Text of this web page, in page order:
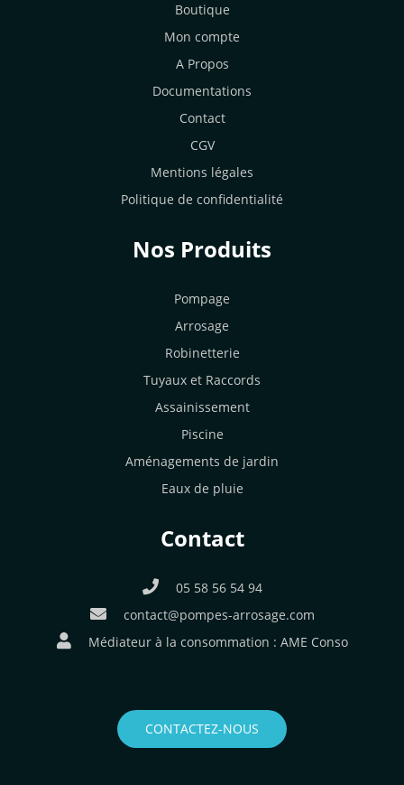
Boutique
Mon compte
A Propos
Documentations
Contact
CGV
Mentions légales
Politique de confidentialité
Nos Produits
Pompage
Arrosage
Robinetterie
Tuyaux et Raccords
Assainissement
Piscine
Aménagements de jardin
Eaux de pluie
Contact
05 58 56 54 94
contact@pompes-arrosage.com
Médiateur à la consommation : AME Conso
CONTACTEZ-NOUS